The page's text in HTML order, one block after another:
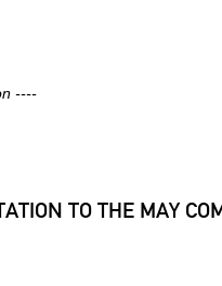
----
TO THE MAY